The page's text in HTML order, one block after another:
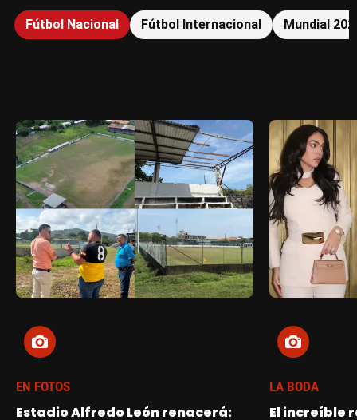
Fútbol Nacional Fútbol Internacional Mundial
EN FOTOS
Estadio Alfredo León renacerá:
LA BODA
El increíble